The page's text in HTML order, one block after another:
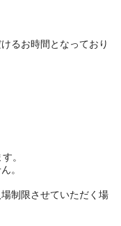
るお時間となっており
。
。
制限させていただく場